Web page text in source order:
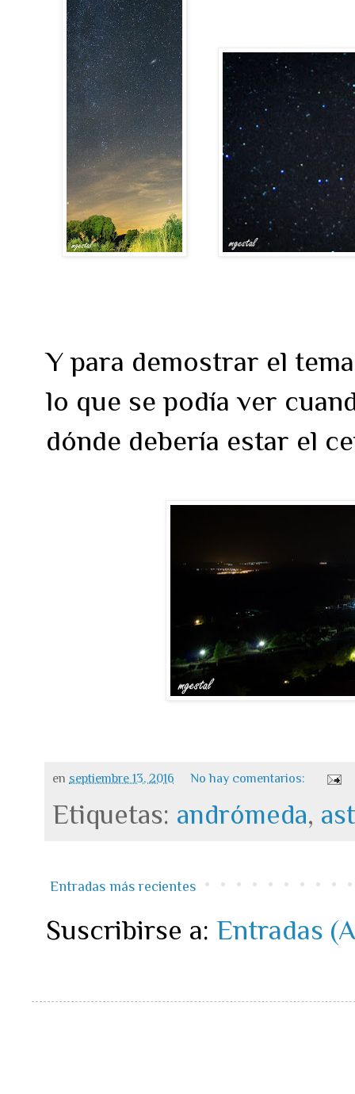
Y para demostrar el
lo que se podía ver
dónde debería estar el
en septiembre 13, 2016 No hay comentarios:
Etiquetas: andrómeda,
Entradas más recientes
Suscribirse a: Entradas